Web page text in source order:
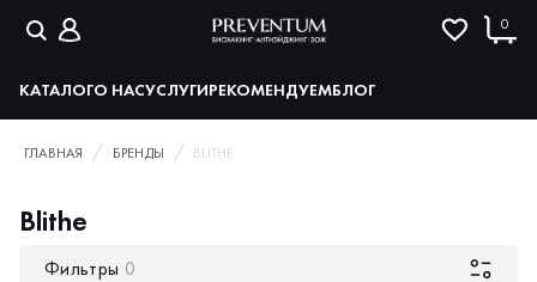
0
КАТАЛОГО НАСУСЛУГИРЕКОМЕНДУЕМБЛОГ
ГЛАВНАЯ БРЕНДЫ BLITHE
Blithe
Фильтры 0